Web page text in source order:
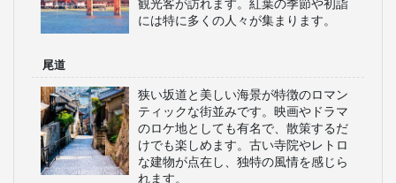
観光客が訪れます。紅葉の季節や初詣
には特に多くの人々が集まります。
尾道
狭い坂道と美しい海景が特徴のロマン
ティックな街並みです。映画やドラマ
のロケ地としても有名で、散策するだ
けでも楽しめます。古い寺院やレトロ
な建物が点在し、独特の風情を感じら
れます。